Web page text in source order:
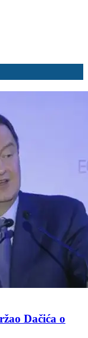
Dačića o